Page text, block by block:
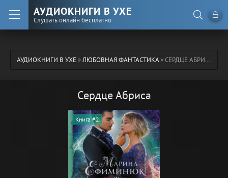
АУДИОКНИГИ В УХЕ
Слушать онлайн бесплатно
АУДИОКНИГИ В УХЕ»ЛЮБОВНАЯ ФАНТАСТИКА» СЕРДЦЕ АБРИСА
Сердце Абриса
Книга #2